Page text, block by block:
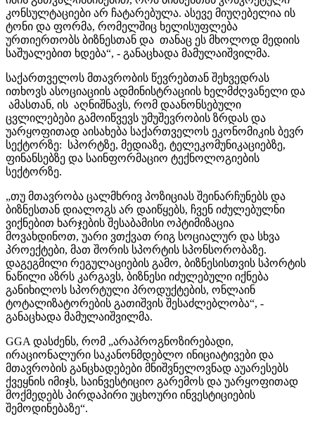
კონსულტაციები არ ჩატარებულა. ასევე მიუღებელია ის
ტონი და ფორმა, რომელშიც ხელისუფლება
ურთიერთობს ბიზნესთან და თანაც ეს მხოლოდ მედიის
საშუალებით ხდება“, - განაცხადა მამულაიშვილმა.
საქართველოს მთავრობის წევრებთან შეხვედრას
ითხოვს ასოციაციის ადმინისტრაციის ხელმძღვანელი და
ამასთან, ის აღნიშნავს, რომ დაანონსებული
ცვლილებები გამოიწვევს უმუშევრობის ზრდას და
უარყოფითად აისახება საქართველოს ეკონომიკის ბევრ
სექტორზე: სპორტზე, მედიაზე, ტელეკომუნიკაციებზე,
ფინანსებზე და საინფორმაციო ტექნოლოგიების
სექტორზე.
„თუ მთავრობა ცალმხრივ პოზიციას შეინარჩუნებს და
ბიზნესთან დიალოგს არ დაიწყებს, ჩვენ იძულებულნი
ვიქნებით ხარჯების შესაბამისი ოპტიმიზაცია
მოვახდინოთ, უარი ვთქვათ რიგ სოციალურ და სხვა
პროექტები, მათ შორის სპორტის სპონსორობაზე.
დაგეგმილი რეგულაციების გამო, ბიზნესისთვის სპორტის
ნაწილი აზრს კარგავს, ბიზნესი იძულებული იქნება
განიხილოს სპორტული პროდუქტების, ონლაინ
ტოტალიზატორების გათიშვის შესაძლებლობა“, -
განაცხადა მამულაიშვილმა.
GGA დასძენს, რომ „არაპროგნოზირებადი,
ირაციონალური საკანონმდებლო ინიციატივები და
მთავრობის განცხადებები მნიშვნელოვნად აუარესებს
ქვეყნის იმიჯს, საინვესტიციო გარემოს და უარყოფითად
მოქმედებს პირდაპირი უცხოური ინვესტიციების
შემოდინებაზე“.